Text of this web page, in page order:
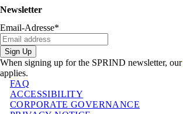
Newsletter
Email-Adresse*
Sign Up
When signing up for the SPRIND newsletter, our
applies.
FAQ
ACCESSIBILITY
CORPORATE GOVERNANCE